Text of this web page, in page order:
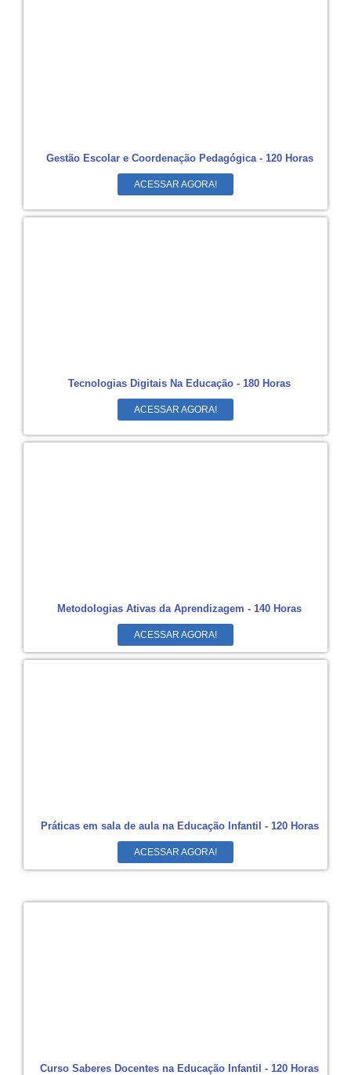
Gestão Escolar e Coordenação Pedagógica - 120 Horas
ACESSAR AGORA!
Tecnologias Digitais Na Educação - 180 Horas
ACESSAR AGORA!
Metodologias Ativas da Aprendizagem - 140 Horas
ACESSAR AGORA!
Práticas em sala de aula na Educação Infantil - 120 Horas
ACESSAR AGORA!
Curso Saberes Docentes na Educação Infantil - 120 Horas